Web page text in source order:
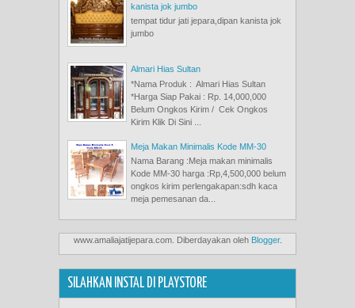
kanista jok jumbo
tempat tidur jati jepara,dipan kanista jok
jumbo
Almari Hias Sultan
*Nama Produk : Almari Hias Sultan
*Harga Siap Pakai : Rp. 14,000,000
Belum Ongkos Kirim / Cek Ongkos
Kirim Klik Di Sini ...
Meja Makan Minimalis Kode MM-30
Nama Barang :Meja makan minimalis
Kode MM-30 harga :Rp,4,500,000 belum
ongkos kirim perlengakapan:sdh kaca
meja pemesanan da...
www.amaliajatijepara.com. Diberdayakan oleh Blogger.
SILAHKAN INSTAL DI PLAYSTORE